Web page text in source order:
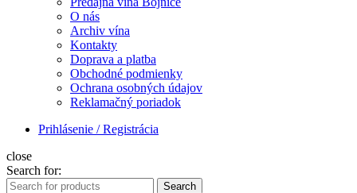
O nás
Archiv vína
Kontakty
Doprava a platba
Obchodné podmienky
Ochrana osobných údajov
Reklamačný poriadok
Prihlásenie / Registrácia
close
Search for:
Search